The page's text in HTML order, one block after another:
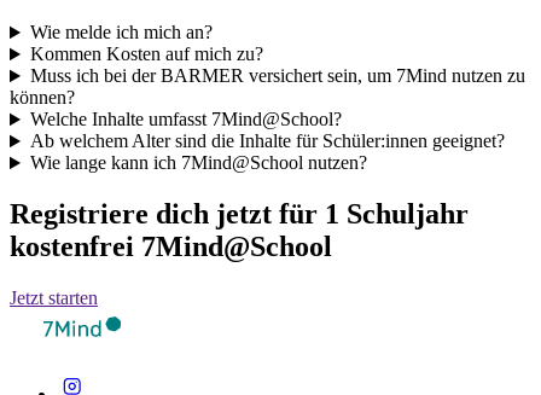
Wie melde ich mich an?
Kommen Kosten auf mich zu?
Muss ich bei der BARMER versichert sein, um 7Mind nutzen zu
können?
Welche Inhalte umfasst 7Mind@School?
Ab welchem Alter sind die Inhalte für Schüler:innen geeignet?
Wie lange kann ich 7Mind@School nutzen?
Registriere dich jetzt für 1 Schuljahr
kostenfrei 7Mind@School
Jetzt starten